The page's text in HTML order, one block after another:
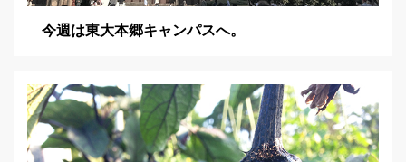
今週は東大本郷キャンパスへ。